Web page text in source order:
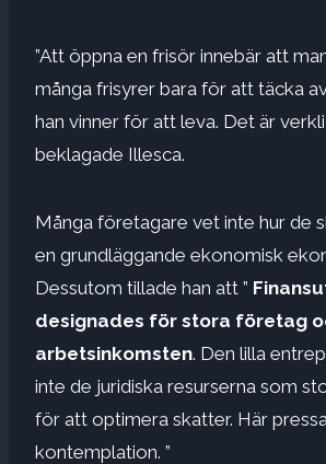
”Att öppna en frisör innebär att
många frisyrer bara för att täcka
han vinner för att leva. Det är
beklagade Illesca.
Många företagare vet inte hur de
en grundläggande ekonomisk
Dessutom tillade han att ”
designades för stora företag
arbetsinkomsten. Den lilla
inte de juridiska resurserna som
för att optimera skatter. Här
kontemplation. ”